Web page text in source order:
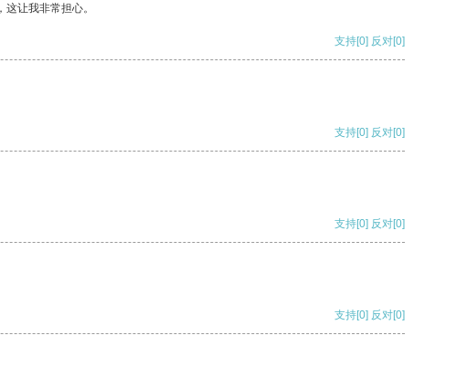
让我非常担心。
支持[0] 反对[0]
支持[0] 反对[0]
支持[0] 反对[0]
支持[0] 反对[0]